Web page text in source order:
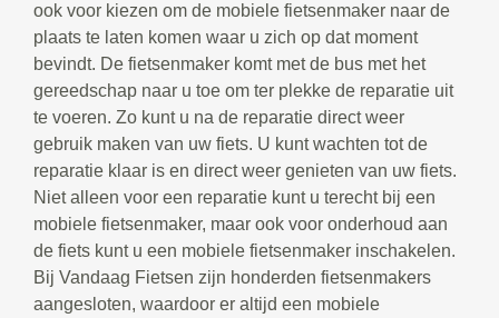
ook voor kiezen om de mobiele fietsenmaker naar de
plaats te laten komen waar u zich op dat moment
bevindt. De fietsenmaker komt met de bus met het
gereedschap naar u toe om ter plekke de reparatie uit
te voeren. Zo kunt u na de reparatie direct weer
gebruik maken van uw fiets. U kunt wachten tot de
reparatie klaar is en direct weer genieten van uw fiets.
Niet alleen voor een reparatie kunt u terecht bij een
mobiele fietsenmaker, maar ook voor onderhoud aan
de fiets kunt u een mobiele fietsenmaker inschakelen.
Bij Vandaag Fietsen zijn honderden fietsenmakers
aangesloten, waardoor er altijd een mobiele